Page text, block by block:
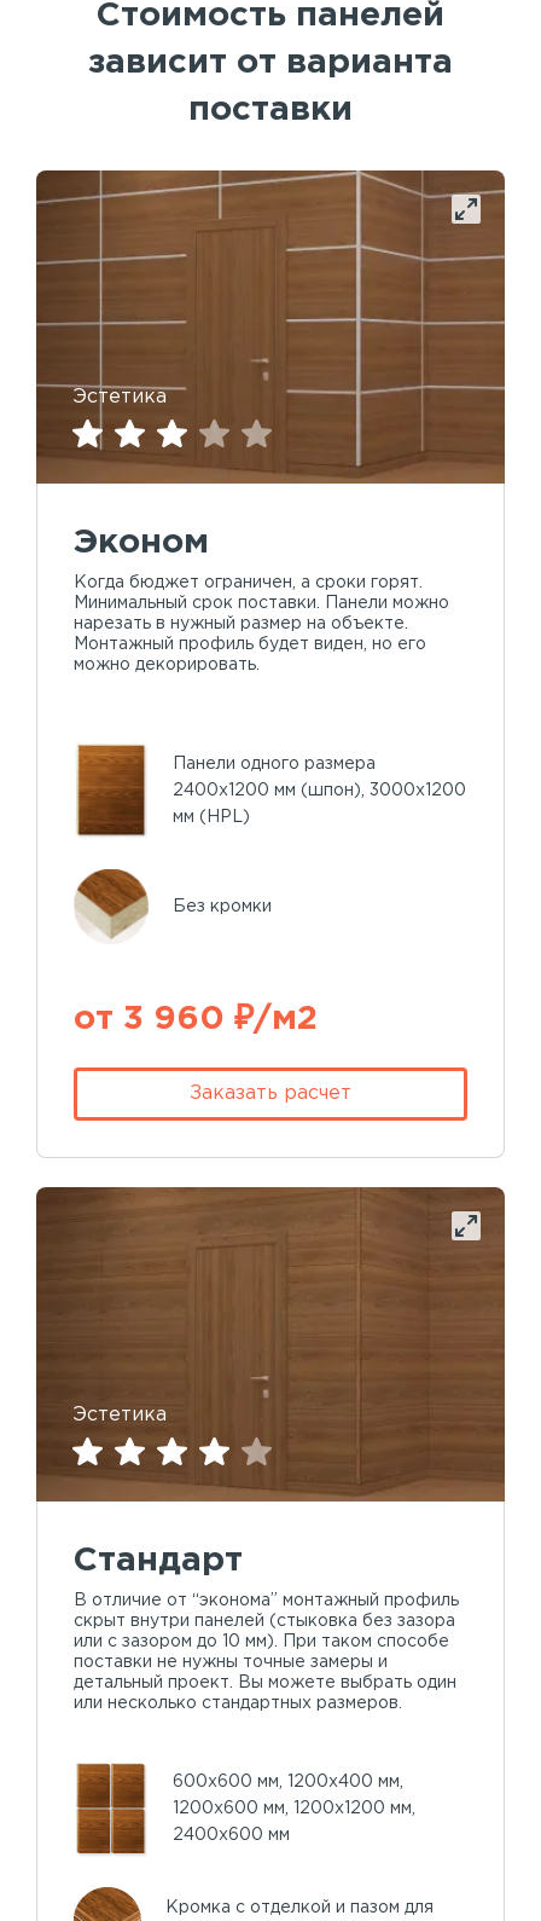
Стоимость панелей
зависит от варианта
поставки
Эстетика
Эконом
Когда бюджет ограничен, а сроки горят.
Минимальный срок поставки. Панели можно
нарезать в нужный размер на объекте.
Монтажный профиль будет виден, но его
можно декорировать.
Панели одного размера
2400х1200 мм (шпон), 3000х1200
мм (HPL)
Без кромки
от 3 960 ₽/м2
Заказать расчет
Эстетика
Стандарт
В отличие от “эконома” монтажный профиль
скрыт внутри панелей (стыковка без зазора
или с зазором до 10 мм). При таком способе
поставки не нужны точные замеры и
детальный проект. Вы можете выбрать один
или несколько стандартных размеров.
600х600 мм, 1200х400 мм,
1200х600 мм, 1200х1200 мм,
2400х600 мм
Кромка с отделкой и пазом для